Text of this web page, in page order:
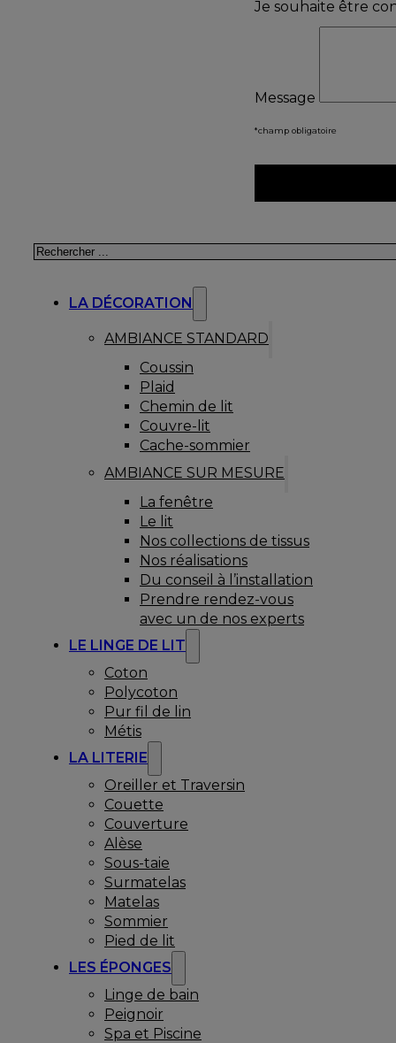
Je souhaite être
Message
*champ obligatoire
Rechercher
LA DÉCORATION
AMBIANCE STANDARD
Coussin
Plaid
Chemin de lit
Couvre-lit
Cache-sommier
AMBIANCE SUR MESURE
La fenêtre
Le lit
Nos collections de tissus
Nos réalisations
Du conseil à l’installation
Prendre rendez-vous
avec un de nos experts
LE LINGE DE LIT
Coton
Polycoton
Pur fil de lin
Métis
LA LITERIE
Oreiller et Traversin
Couette
Couverture
Alèse
Sous-taie
Surmatelas
Matelas
Sommier
Pied de lit
LES ÉPONGES
Linge de bain
Peignoir
Spa et Piscine